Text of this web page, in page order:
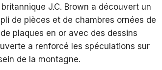
J.C. Brown a découvert un
de pièces et de chambres ornées de
plaques en or avec des dessins
a renforcé les spéculations sur
de la montagne.